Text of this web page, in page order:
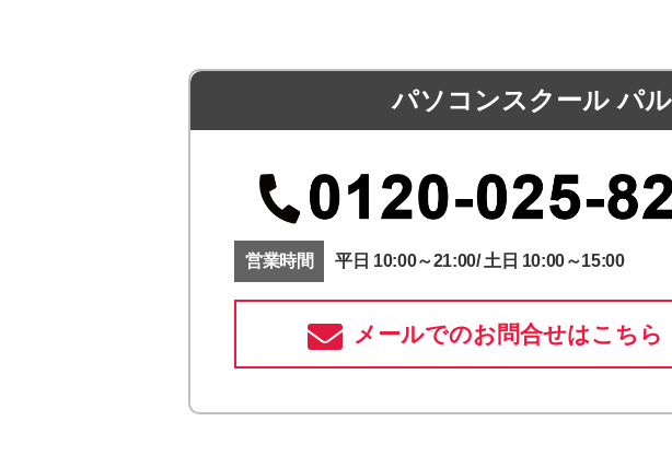
パソコンスクール パ
営業時間 平日 10:00～21:00/ 土日 10:00～15:00
メールでのお問合せはこちら